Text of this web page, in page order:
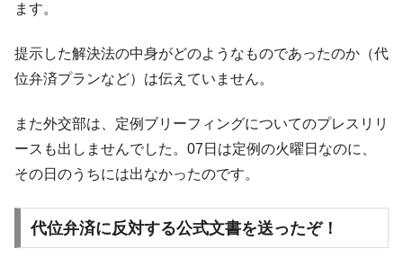
『Money1』
『Money1』
JPモルガン「韓国レバレッジETFの清算は
ほぼ終わった」
発。
『Money1』
韓国政府「ニセＫ-ブランドを通報しようキ
ャンペーン」⇒ あの名物教授も登場！
『Money1』
韓国「橋が落ちました」⇒ 耐久性「なさす
ぎ」では。
ます。
提示した解決法の中身がどのようなものであったのか（代
位弁済プランなど）は伝えていません。
また外交部は、定例ブリーフィングについてのプレスリリ
ースも出しませんでした。07日は定例の火曜日なのに、
その日のうちには出なかったのです。
代位弁済に反対する公式文書を送ったぞ！